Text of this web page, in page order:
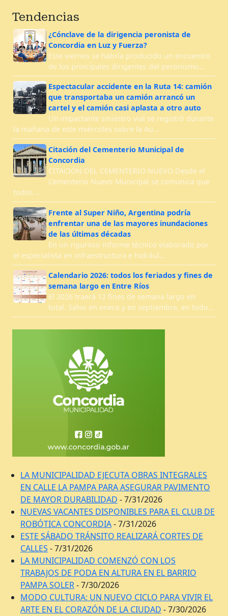
Tendencias
¿Cónclave de la dirigencia peronista de
Concordia en Luz y Fuerza?
Este viernes se habría producido un encuentro
de los principales dirigentes del peronismo…
Espectacular accidente en la Ruta 14: camión
que transportaba un camión arrancó un
cartel y el camión casi aplasta a otro auto
Un impactante siniestro vial se registró durante
la mañana de este miércoles sobre la Au…
Citación del Cementerio Municipal de
Concordia
CITACIÓN DEL CEMENTERIO NUEVO Desde el
Cementerio Nuevo Municipal se comunica que
todos …
Frente al Super Niño, Argentina podría
enfrentar una de las mayores inundaciones
de las últimas décadas
En un riguroso informe técnico elaborado por
el especialista en infraestructura e hidrául…
Calendario 2026: todos los feriados y fines de
semana largo en Entre Ríos
El 2026 traerá 12 fines de semana largo en
total. Salvo en enero y en septiembre, en todo…
LA MUNICIPALIDAD EJECUTA OBRAS INTEGRALES
EN CALLE LA PAMPA PARA ASEGURAR PAVIMENTO
DE MAYOR DURABILIDAD - 7/31/2026
NUEVAS VACANTES DISPONIBLES PARA EL CLUB DE
ROBÓTICA CONCORDIA- 7/31/2026
ESTE SÁBADO TRÁNSITO REALIZARÁ CORTES DE
CALLES - 7/31/2026
LA MUNICIPALIDAD COMENZÓ CON LOS
TRABAJOS DE PODA EN ALTURA EN EL BARRIO
PAMPA SOLER- 7/30/2026
MODO CULTURA: UN NUEVO CICLO PARA VIVIR EL
ARTE EN EL CORAZÓN DE LA CIUDAD - 7/30/2026